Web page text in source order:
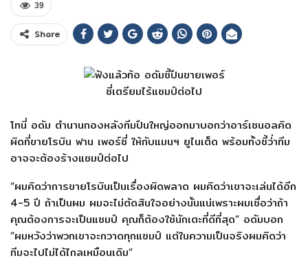
39
Share
โทนี่ อดัม ตำนานกองหลังทีมปืนใหญ่ออกมาบอกว่าอาร์เซนอลคิด
ผิดที่ขายโรบิน ฟาน เพอร์ซี่ ให้กับแมนฯ ยูไนเต็ด พร้อมทั้งชี้ว่่าทีม
อาจจะต้องร้างแชมป์ต่อไป
“ผมคิดว่าการขายโรบินเป็นเรื่องผิดพลาด ผมคิดว่าเขาจะเล่นได้อีก
4-5 ปี ถ้าเป็นผม ผมจะไม่ตัดสินใจอย่างนั้นแน่เพราะผมเชื่อว่าถ้า
คุณต้องการจะเป็นแชมป์ คุณก็ต้องใช้นักเตะที่ดีที่สุด” อดัมบอก
“ผมหวังว่าพวกเขาจะกวาดทุกแชมป์ แต่ในความเป็นจริงผมคิดว่า
ทีมจะไปไม่ได้ไกลเหมือนเดิม”